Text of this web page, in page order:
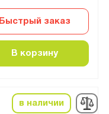
Быстрый заказ
В корзину
в наличии